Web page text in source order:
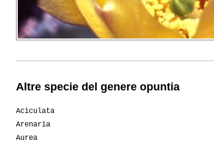
Altre specie del genere opuntia
Aciculata
Arenaria
Aurea